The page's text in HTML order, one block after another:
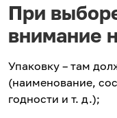
При
внимание
Упаковку – там
(наименование,
годности и т. д.);